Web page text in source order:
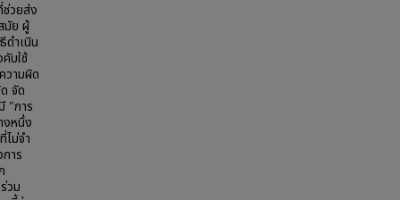
วยส่ง
มัย ผู้
ดำเนิน
บใช้
วามผิด
จัด
"การ
งหนึ่ง
ม่จำ
าร
วม